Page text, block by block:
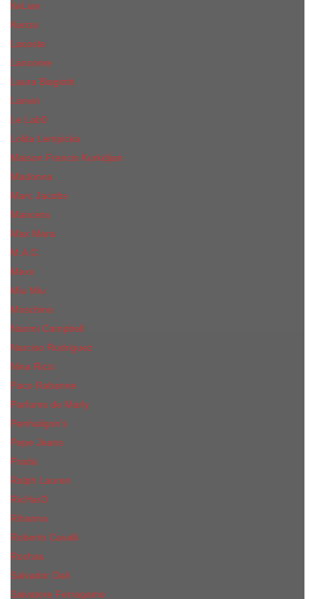
КиLian
Kenzo
Lacoste
Lancome
Laura Biagiotti
Lanvin
Lе Lab0
Lolita Lempicka
Maison Francis Kurkdjian
Madonna
Marc Jacobs
Mancera
Max Mara
M.А.C.
Mexx
Miu Miu
Mоsсhino
Naomi Campbell
Narciso Rodriguez
Nina Ricci
Paco Rabanne
Parfums de Marly
Penhaligon's
Pepe Jeans
Prada
Ralph Lauren
RicHarD
Rihanna
Roberto Cavalli
Rochas
Salvador Dali
Salvatore Ferragamo